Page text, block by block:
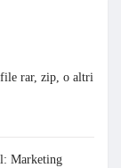
rar, zip, o altri
Marketing